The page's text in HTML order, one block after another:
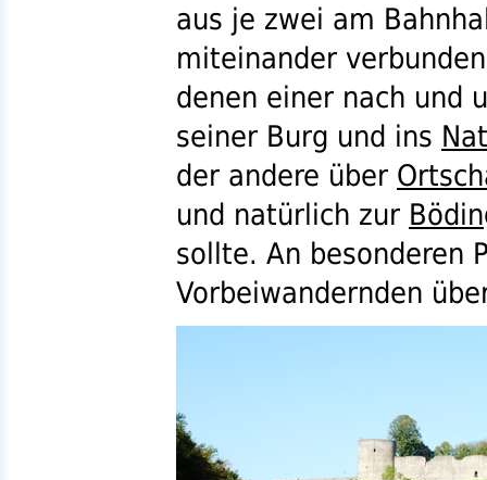
aus je zwei am
miteinander
denen einer nach und
seiner Burg und ins
der andere über
und natürlich zur
sollte. An besonderen
Vorbeiwandernden